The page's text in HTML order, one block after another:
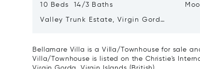
10 Beds 14/3 Baths
Valley Trunk Estate, Virgin Gorda,
Bellamare Villa is a Villa/Townhouse for sale
Villa/Townhouse is listed on the Christie's